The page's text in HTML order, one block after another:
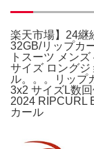
楽天市場】24継
32GB/リップカ
トスーツ メン
サイズ ロングジ
ル。。。リップ
3x2 サイズL数
2024 RIPCURL
カール